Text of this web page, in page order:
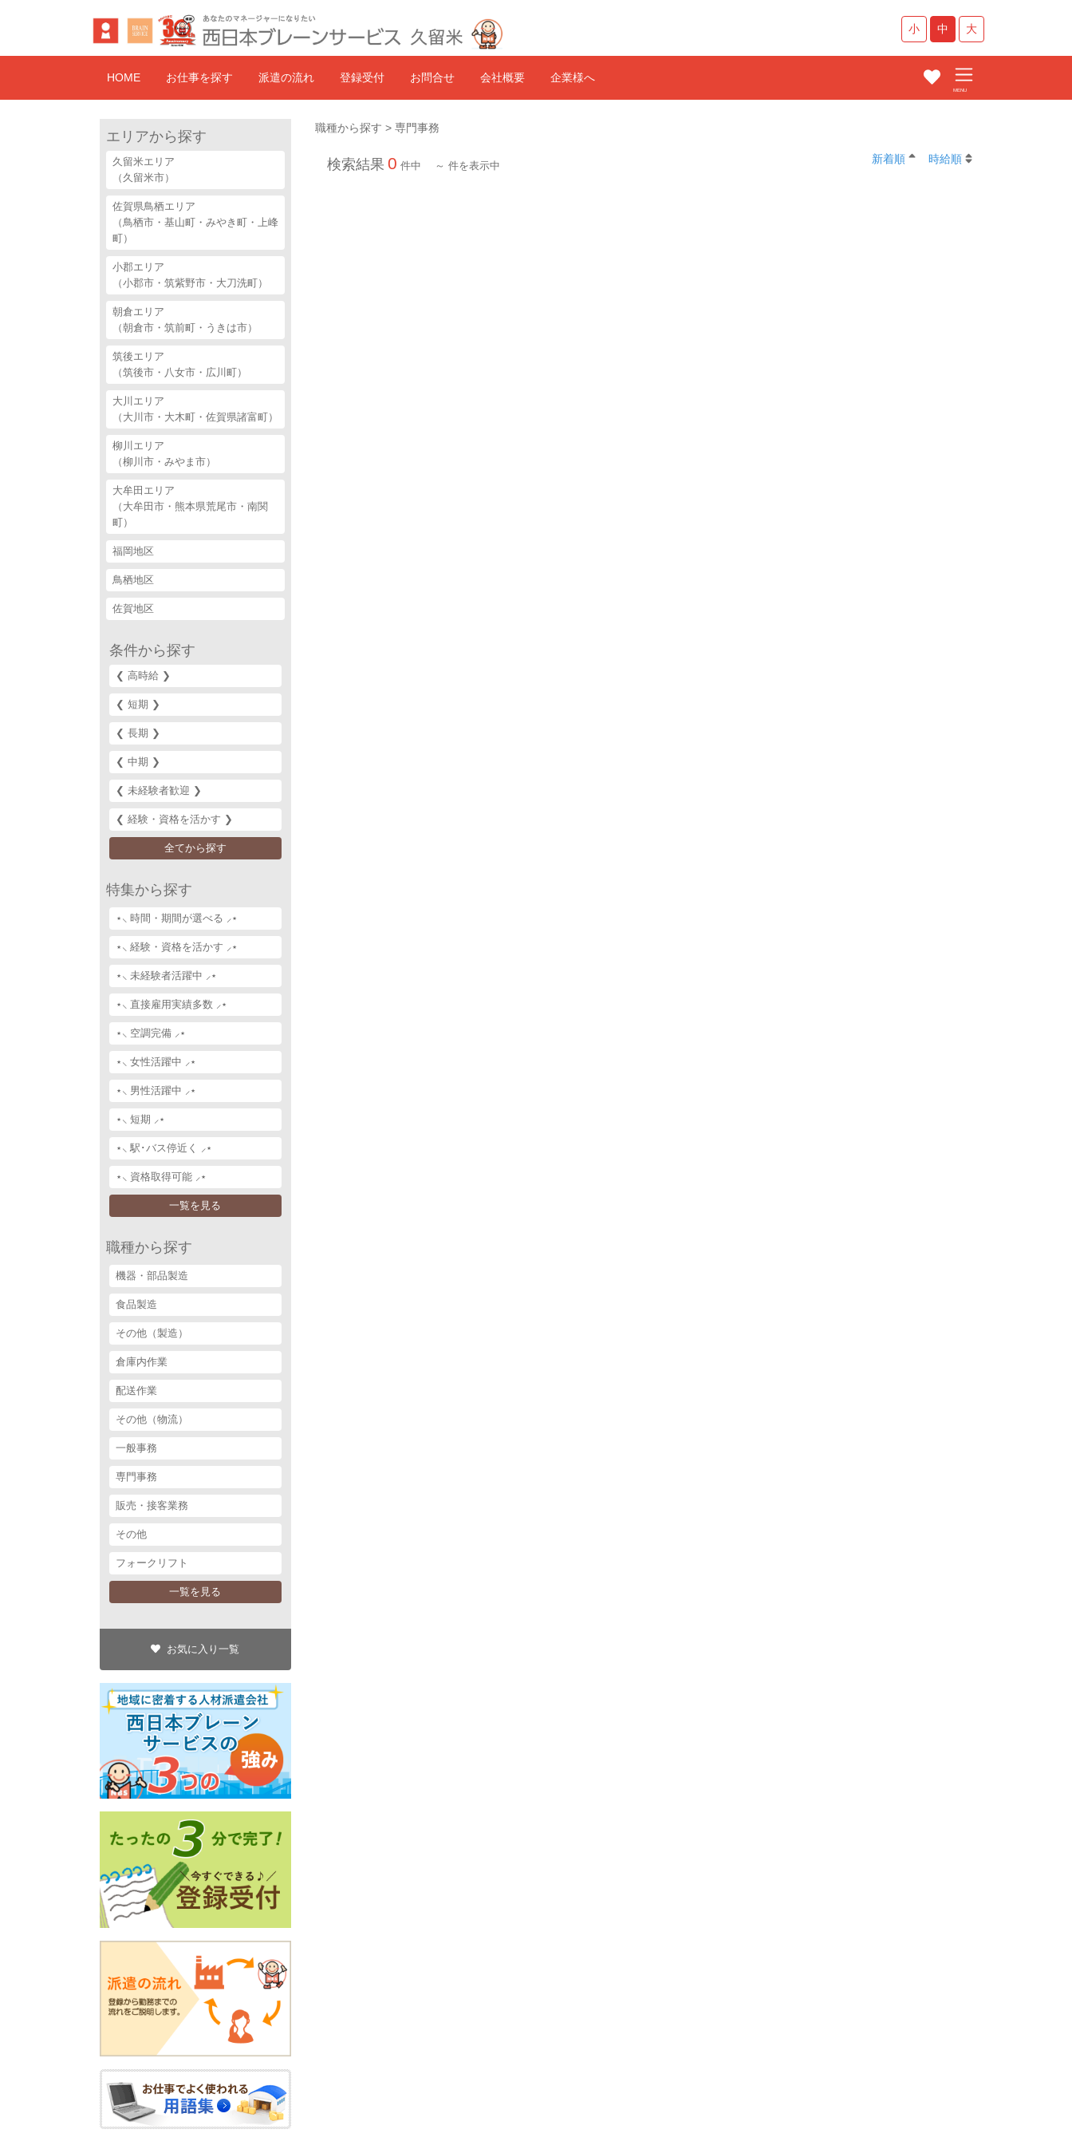
小 中 大
HOME お仕事を探す 派遣の流れ 登録受付 お問合せ 会社概要 企業様へ
エリアから探す
久留米エリア
（久留米市）
佐賀県鳥栖エリア
（鳥栖市・基山町・みやき町・上峰
町）
小郡エリア
（小郡市・筑紫野市・大刀洗町）
朝倉エリア
（朝倉市・筑前町・うきは市）
筑後エリア
（筑後市・八女市・広川町）
大川エリア
（大川市・大木町・佐賀県諸富町）
柳川エリア
（柳川市・みやま市）
大牟田エリア
（大牟田市・熊本県荒尾市・南関
町）
福岡地区
鳥栖地区
佐賀地区
条件から探す
❮ 高時給 ❯‎
❮ 短期 ❯‎
❮ 長期 ❯‎
❮ 中期 ❯‎
❮ 未経験者歓迎 ❯‎
❮ 経験・資格を活かす ❯‎
全てから探す
特集から探す
⋆⸜ 時間・期間が選べる ⸝⋆
⋆⸜ 経験・資格を活かす ⸝⋆
⋆⸜ 未経験者活躍中 ⸝⋆
⋆⸜ 直接雇用実績多数 ⸝⋆
⋆⸜ 空調完備 ⸝⋆
⋆⸜ 女性活躍中 ⸝⋆
⋆⸜ 男性活躍中 ⸝⋆
⋆⸜ 短期 ⸝⋆
⋆⸜ 駅･バス停近く ⸝⋆
⋆⸜ 資格取得可能 ⸝⋆
一覧を見る
職種から探す
機器・部品製造
食品製造
その他（製造）
倉庫内作業
配送作業
その他（物流）
一般事務
専門事務
販売・接客業務
その他
フォークリフト
一覧を見る
お気に入り一覧
職種から探す > 専門事務
検索結果 0 件中 ～ 件を表示中
新着順 時給順